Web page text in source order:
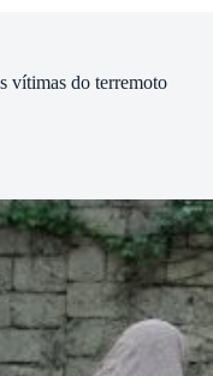
vítimas do terremoto